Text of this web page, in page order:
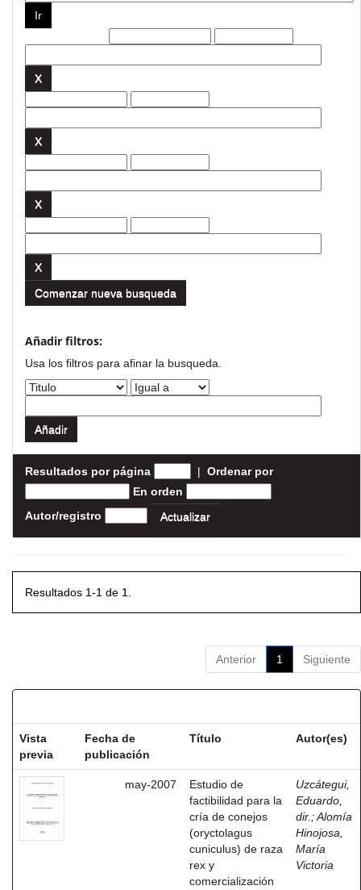
Comenzar nueva busqueda
Añadir filtros:
Usa los filtros para afinar la busqueda.
Resultados por página | Ordenar por
En orden
Autor/registro
Resultados 1-1 de 1.
Anterior 1 Siguiente
Vista
previa
Fecha de
publicación
Título Autor(es)
may-2007
Estudio de
factibilidad para la
cría de conejos
(oryctolagus
cuniculus) de raza
rex y
comercialización
Uzcátegui,
Eduardo,
dir. ;Alomía
Hinojosa,
María
Victoria